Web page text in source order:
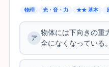
物理 光・音・力 ★★ 基本
物体には下向きの重
全になくなっている。